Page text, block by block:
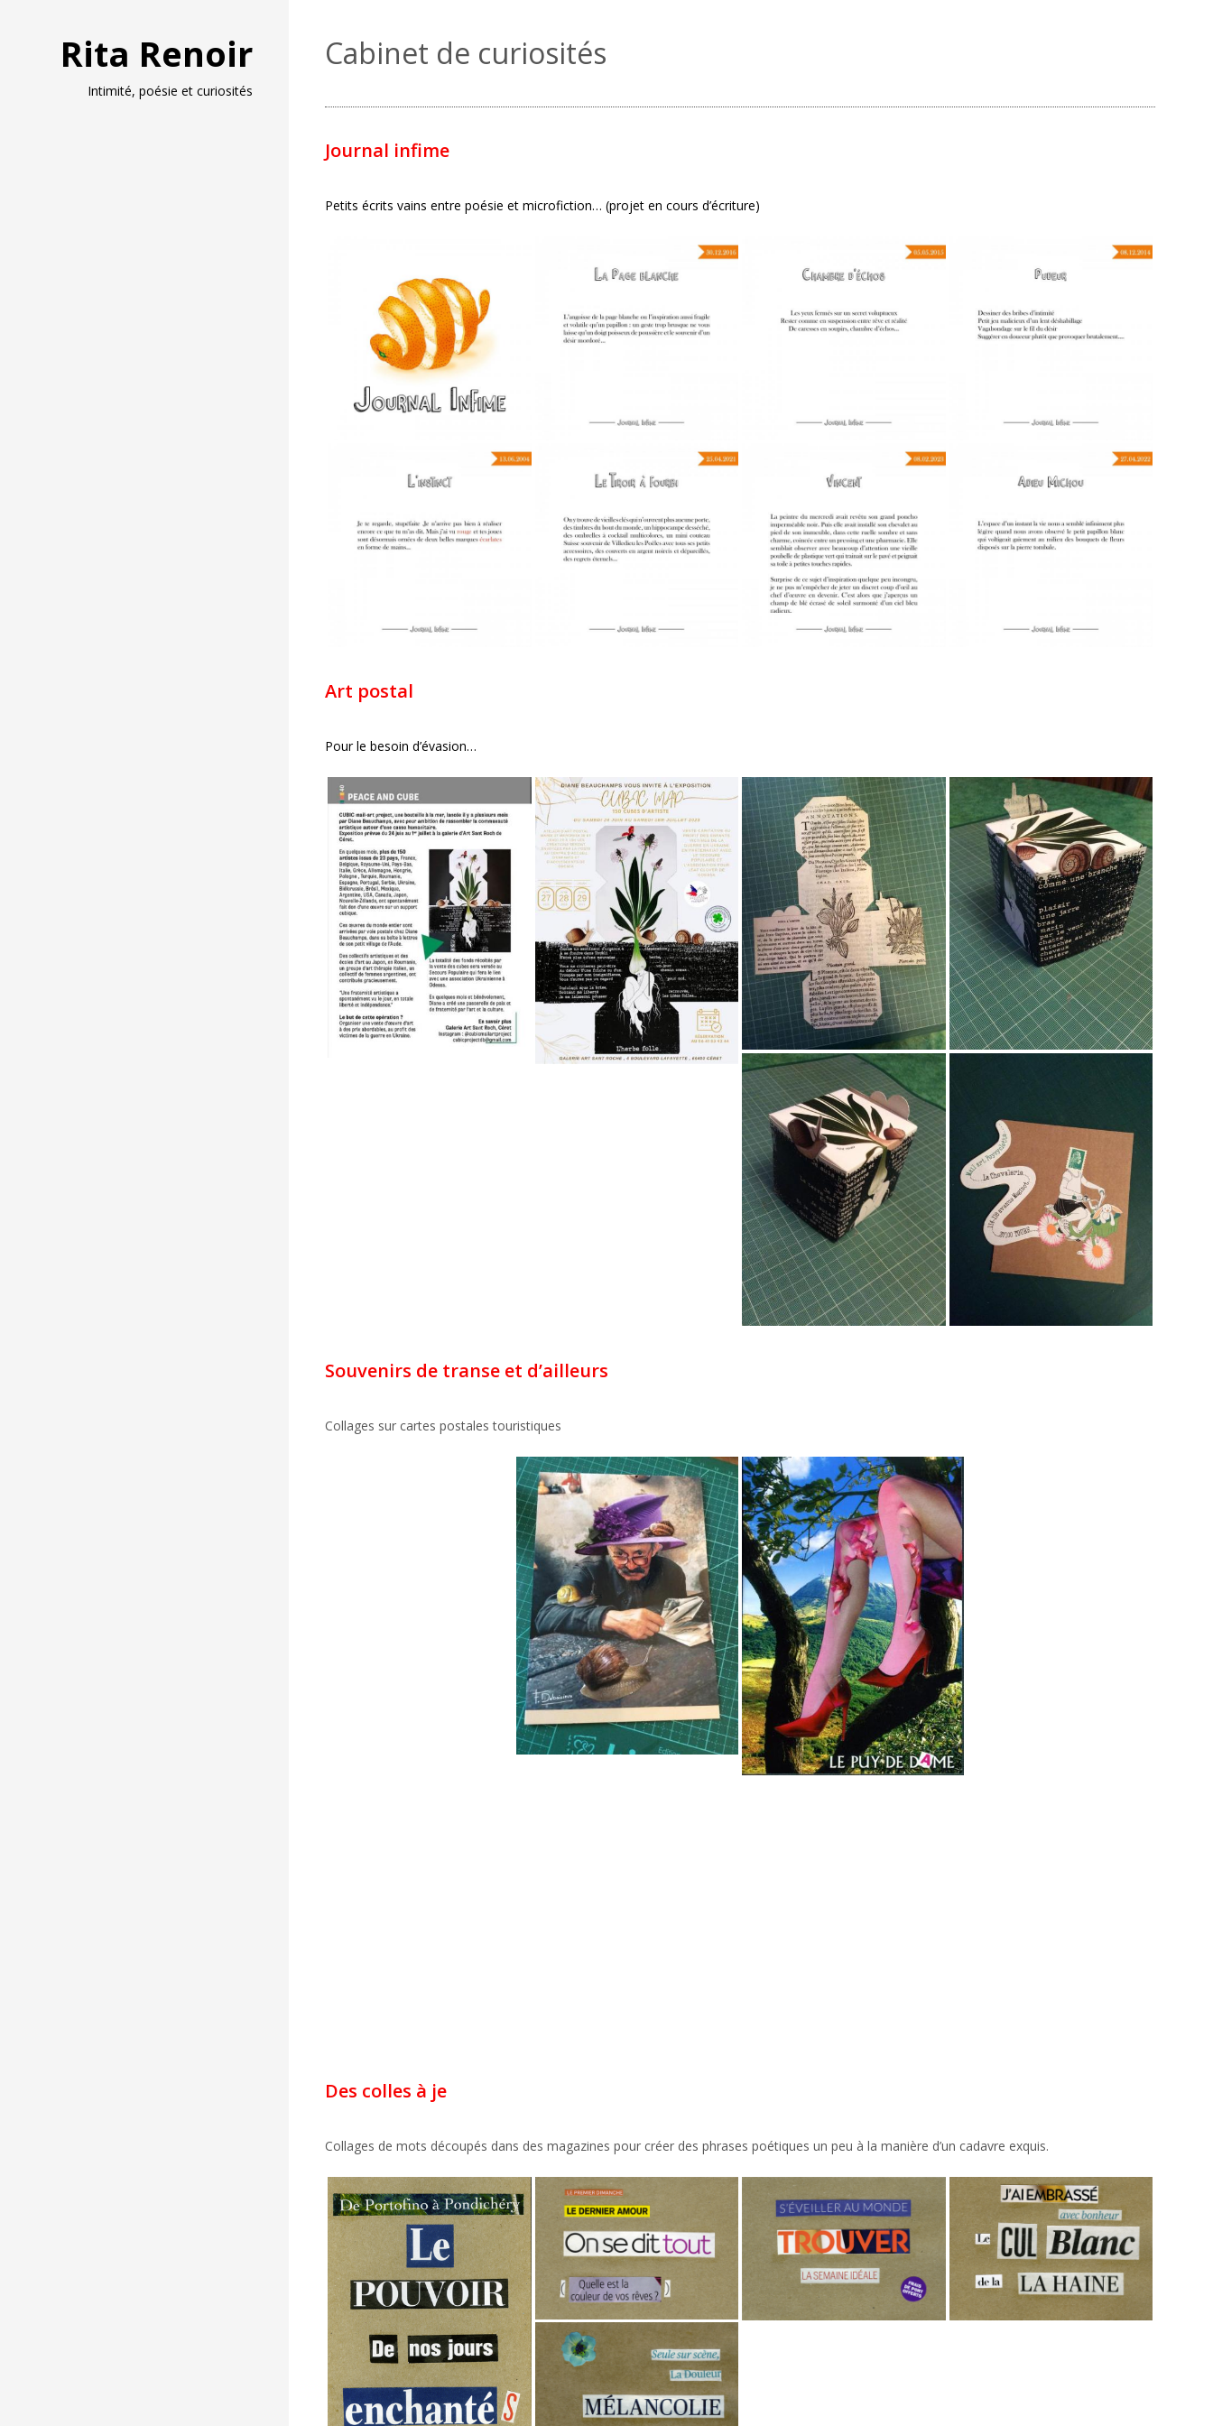
Rita Renoir
Intimité, poésie et curiosités
Cabinet de curiosités
Journal infime
Petits écrits vains entre poésie et microfiction… (projet en cours d’écriture)
Art postal
Pour le besoin d’évasion…
Souvenirs de transe et d’ailleurs
Collages sur cartes postales touristiques
Des colles à je
Collages de mots découpés dans des magazines pour créer des phrases poétiques un peu à la manière d’un cadavre exquis.